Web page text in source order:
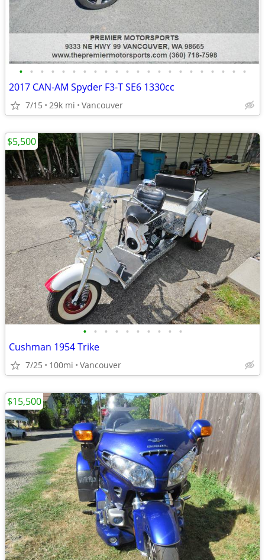
• • • • • • • • • • • • • • • • • • • • • •
2017 CAN-AM Spyder F3-T SE6 1330cc
7/15 29k mi Vancouver
• • • • • • • • • •
Cushman 1954 Trike
7/25 100mi Vancouver
$5,500
$15,500